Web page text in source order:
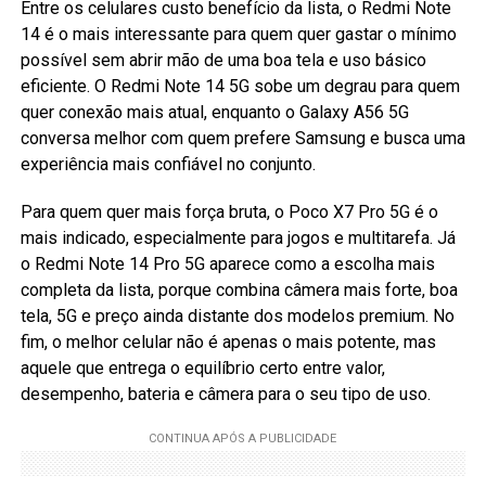
Entre os celulares custo benefício da lista, o Redmi Note
14 é o mais interessante para quem quer gastar o mínimo
possível sem abrir mão de uma boa tela e uso básico
eficiente. O Redmi Note 14 5G sobe um degrau para quem
quer conexão mais atual, enquanto o Galaxy A56 5G
conversa melhor com quem prefere Samsung e busca uma
experiência mais confiável no conjunto.
Para quem quer mais força bruta, o Poco X7 Pro 5G é o
mais indicado, especialmente para jogos e multitarefa. Já
o Redmi Note 14 Pro 5G aparece como a escolha mais
completa da lista, porque combina câmera mais forte, boa
tela, 5G e preço ainda distante dos modelos premium. No
fim, o melhor celular não é apenas o mais potente, mas
aquele que entrega o equilíbrio certo entre valor,
desempenho, bateria e câmera para o seu tipo de uso.